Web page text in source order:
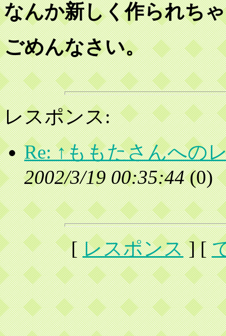
なんか新しく作られち
ごめんなさい。
レスポンス:
Re: ↑ももたさんへの
2002/3/19 00:35:44(0)
[レスポンス] [